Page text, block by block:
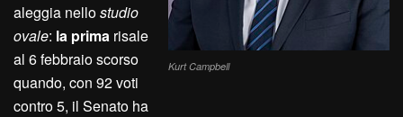
Kurt Campbell
aleggia nellostudio
ovale: la prima risale
al 6 febbraio scorso
quando, con 92 voti
contro 5, il Senato ha